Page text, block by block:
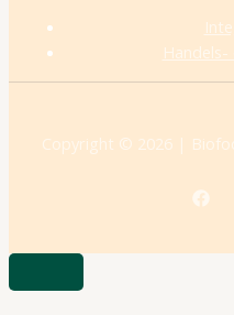
Handels-
Copyright © 2026 |